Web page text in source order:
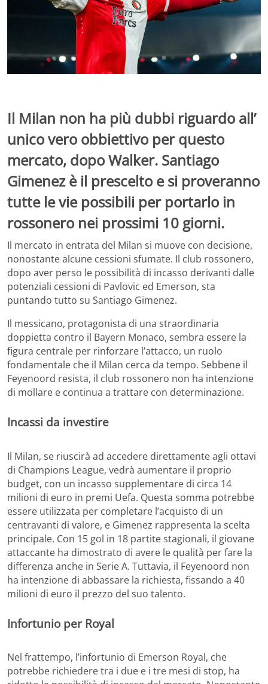
Il Milan non ha più dubbi riguardo all’
unico vero obbiettivo per questo
mercato, dopo Walker. Santiago
Gimenez è il prescelto e si proveranno
tutte le vie possibili per portarlo in
rossonero nei prossimi 10 giorni.
Il mercato in entrata del Milan si muove con decisione,
nonostante alcune cessioni sfumate. Il club rossonero,
dopo aver perso le possibilità di incasso derivanti dalle
potenziali cessioni di Pavlovic ed Emerson, sta
puntando tutto su Santiago Gimenez.
Il messicano, protagonista di una straordinaria
doppietta contro il Bayern Monaco, sembra essere la
figura centrale per rinforzare l’attacco, un ruolo
fondamentale che il Milan cerca da tempo. Sebbene il
Feyenoord resista, il club rossonero non ha intenzione
di mollare e continua a trattare con determinazione.
Incassi da investire
Il Milan, se riuscirà ad accedere direttamente agli ottavi
di Champions League, vedrà aumentare il proprio
budget, con un incasso supplementare di circa 14
milioni di euro in premi Uefa. Questa somma potrebbe
essere utilizzata per completare l’acquisto di un
centravanti di valore, e Gimenez rappresenta la scelta
principale. Con 15 gol in 18 partite stagionali, il giovane
attaccante ha dimostrato di avere le qualità per fare la
differenza anche in Serie A. Tuttavia, il Feyenoord non
ha intenzione di abbassare la richiesta, fissando a 40
milioni di euro il prezzo del suo talento.
Infortunio per Royal
Nel frattempo, l’infortunio di Emerson Royal, che
potrebbe richiedere tra i due e i tre mesi di stop, ha